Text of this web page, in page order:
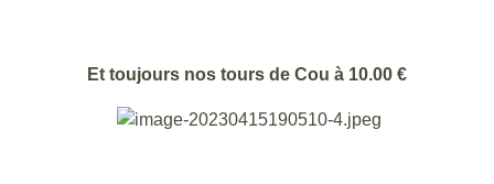
Et toujours nos tours de Cou à 10.00 €